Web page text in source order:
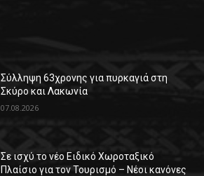
Σύλληψη 63χρονης για πυρκαγιά στη
Σκύρο και Λακωνία
07.08.2026
Σε ισχύ το νέο Ειδικό Χωροταξικό
Πλαίσιο για τον Τουρισμό – Νέοι κανόνες